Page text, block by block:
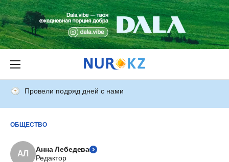
Провели подряд дней с нами
ОБЩЕСТВО
АЛ
Анна Лебедева
Редактор